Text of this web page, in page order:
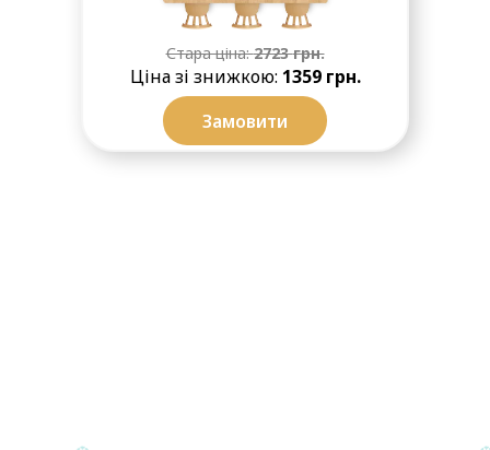
Замовити
Стара ціна:2723грн.
Ціна зі знижкою: 1359 грн.
❆